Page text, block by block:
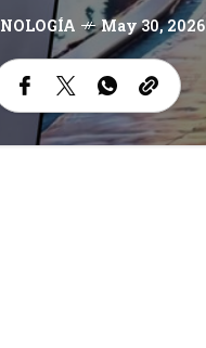
May 30, 2026